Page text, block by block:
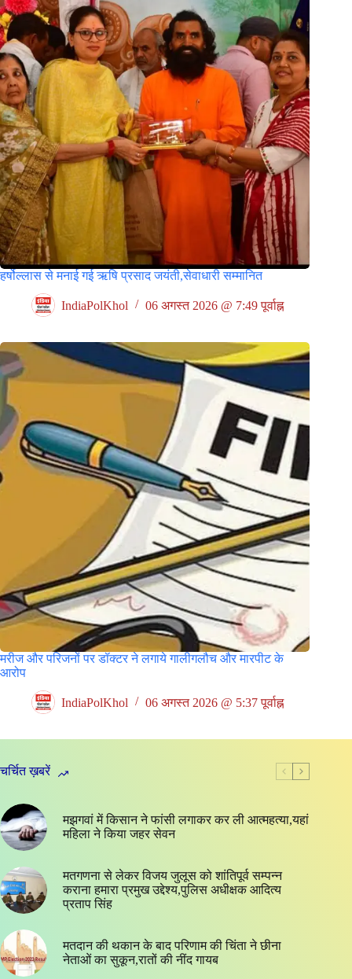
हर्षोल्लास से मनाई गई ऋषि प्रसाद जयंती,सेवाधारी सम्मानित
IndiaPolKhol 06 अगस्त 2026 @ 7:49 पूर्वाह्न
मरीज और परिजनों पर डॉक्टर ने लगाये गालीगलौच और मारपीट के
आरोप
IndiaPolKhol 06 अगस्त 2026 @ 5:37 पूर्वाह्न
चर्चित ख़बरें
मझगवां में किसान ने फांसी लगाकर कर ली आत्महत्या,यहां
महिला ने किया जहर सेवन
मतगणना से लेकर विजय जुलूस को शांतिपूर्व सम्पन्न
कराना हमारा प्रमुख उद्देश्य,पुलिस अधीक्षक आदित्य
प्रताप सिंह
मतदान की थकान के बाद परिणाम की चिंता ने छीना
नेताओं का सुकून,रातों की नींद गायब